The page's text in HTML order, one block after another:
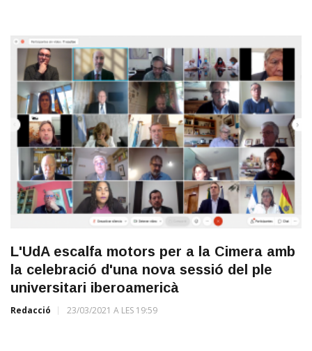
L'UdA escalfa motors per a la Cimera amb
la celebració d'una nova sessió del ple
universitari iberoamericà
Redacció 23/03/2021 A LES 19:59